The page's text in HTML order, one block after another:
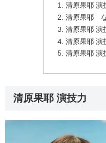
清原果耶 演
清原果耶
清原果耶
清原果耶 演
清原果耶
清原果耶 演技力